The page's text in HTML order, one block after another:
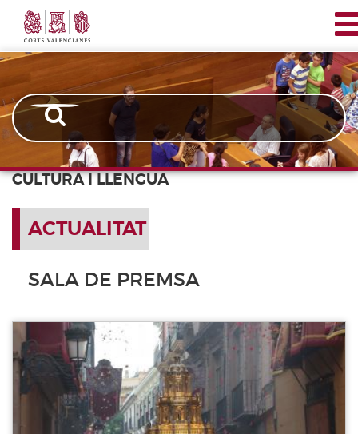
contingut
Corts
Valencianes
CULTURA I LLENGUA
ACTUALITAT
SALA DE PREMSA